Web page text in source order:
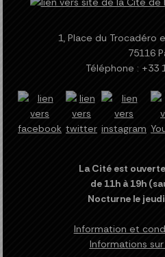
1, Place du Trocadéro
75116
Téléphone : +33
La Cité est
de 11h à 19h
Nocturne le
Information et
Informations